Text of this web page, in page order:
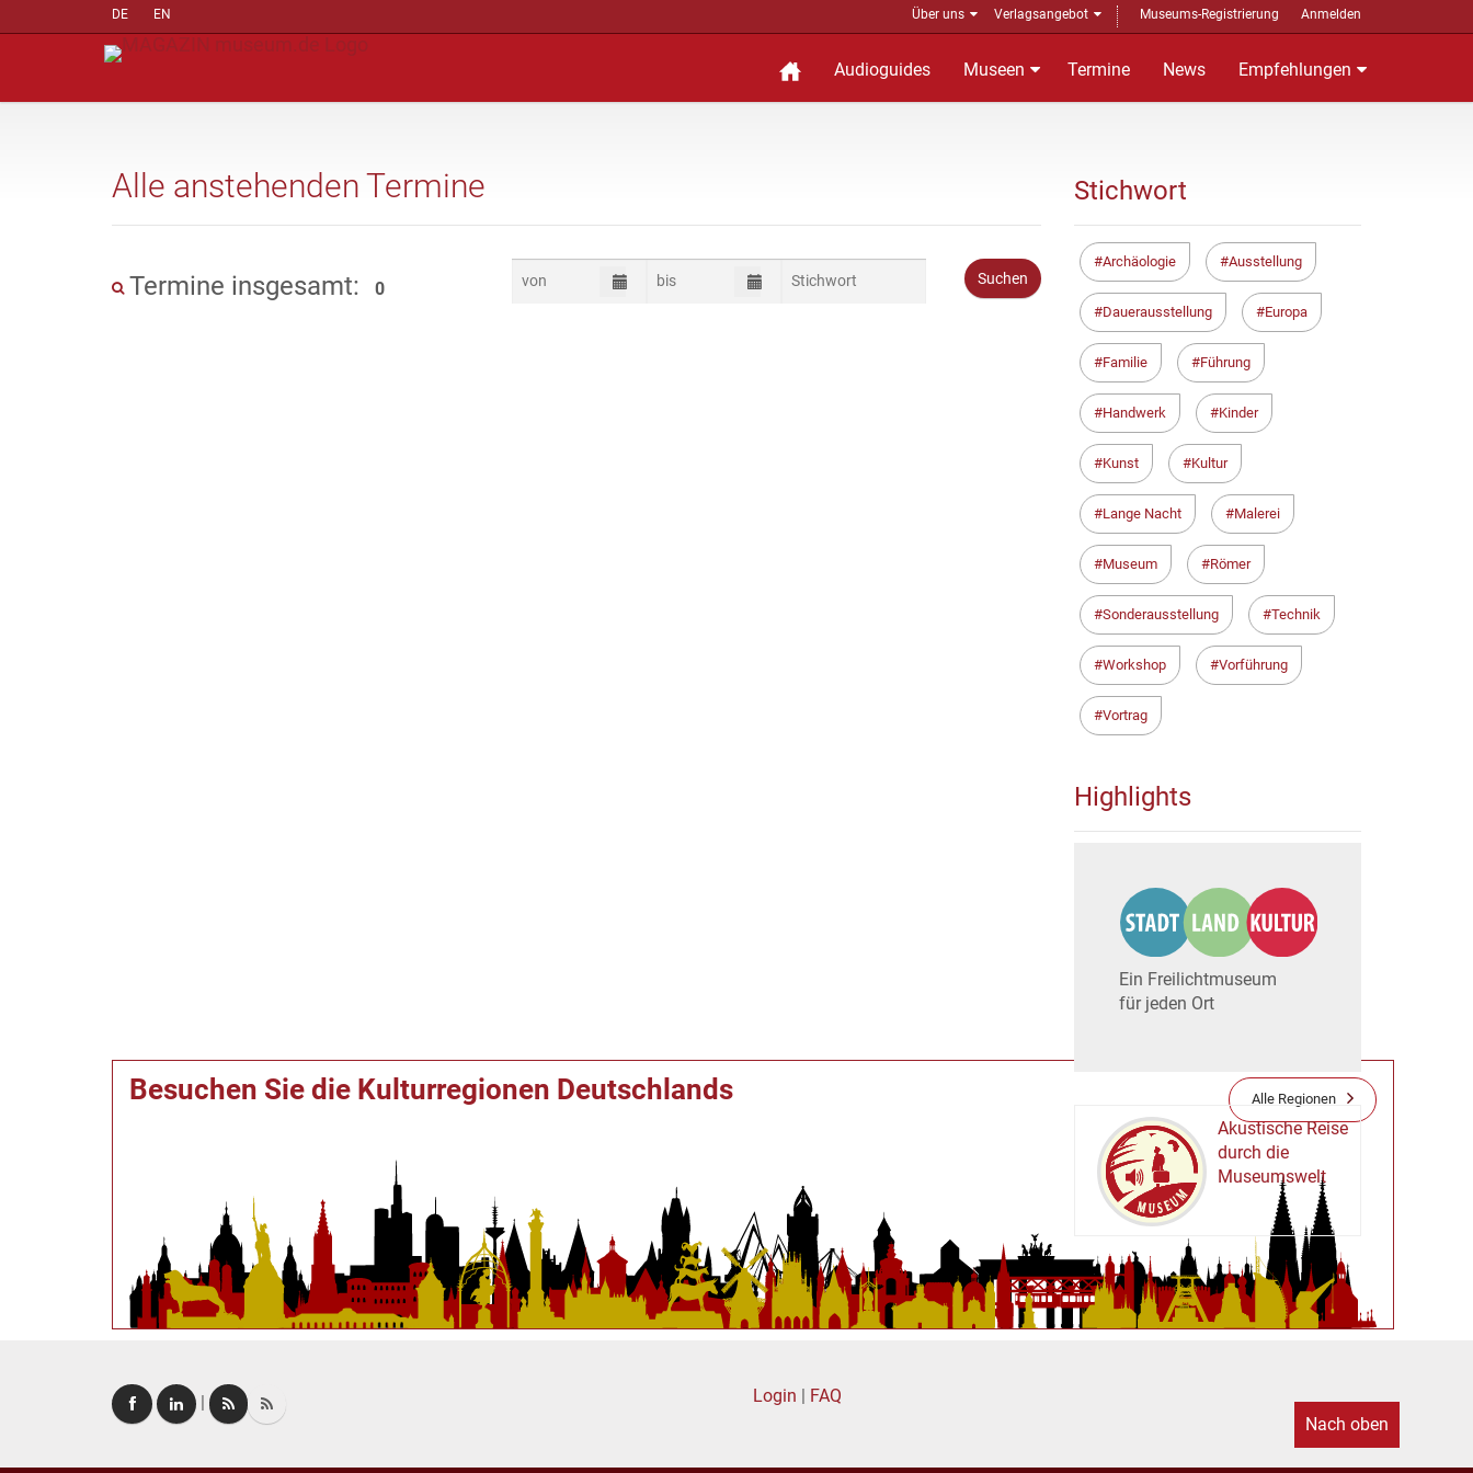
DE EN Über uns Verlagsangebot Museums-Registrierung Anmelden
Audioguides Museen Termine News Empfehlungen
Alle anstehenden Termine
Termine insgesamt: 0
Besuchen Sie die Kulturregionen Deutschlands Alle Regionen
Stichwort
Archäologie Ausstellung
Dauerausstellung Europa
Familie Führung
Handwerk Kinder
Kunst Kultur
Lange Nacht Malerei
Museum Römer
Sonderausstellung Technik
Workshop Vorführung
Vortrag
Highlights
Ein Freilichtmuseum
für jeden Ort
MUSEUM
Akustische Reise
durch die
Museumswelt
Login | FAQ
Nach oben